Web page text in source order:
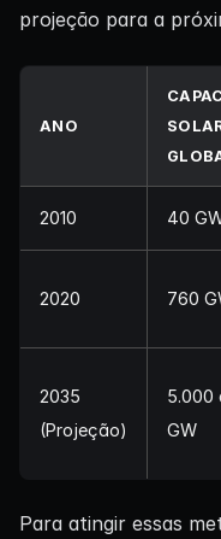
projeção para a
ANO
2010 40
2020 760
2035
(Projeção)
5.000
GW
Para atingir essas